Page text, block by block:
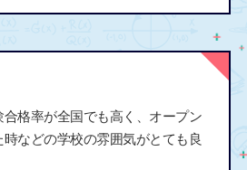
格率が全国でも高く、オープン
などの学校の雰囲気がとても良